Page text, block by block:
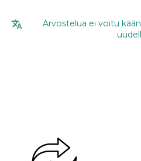
Arvostelua ei voitu